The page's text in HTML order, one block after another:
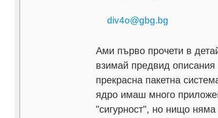
div4o@gbg.bg
Ами първо прочети в
взимай предвид
прекрасна пакетна
ядро имаш много
"сигурност", но нищо